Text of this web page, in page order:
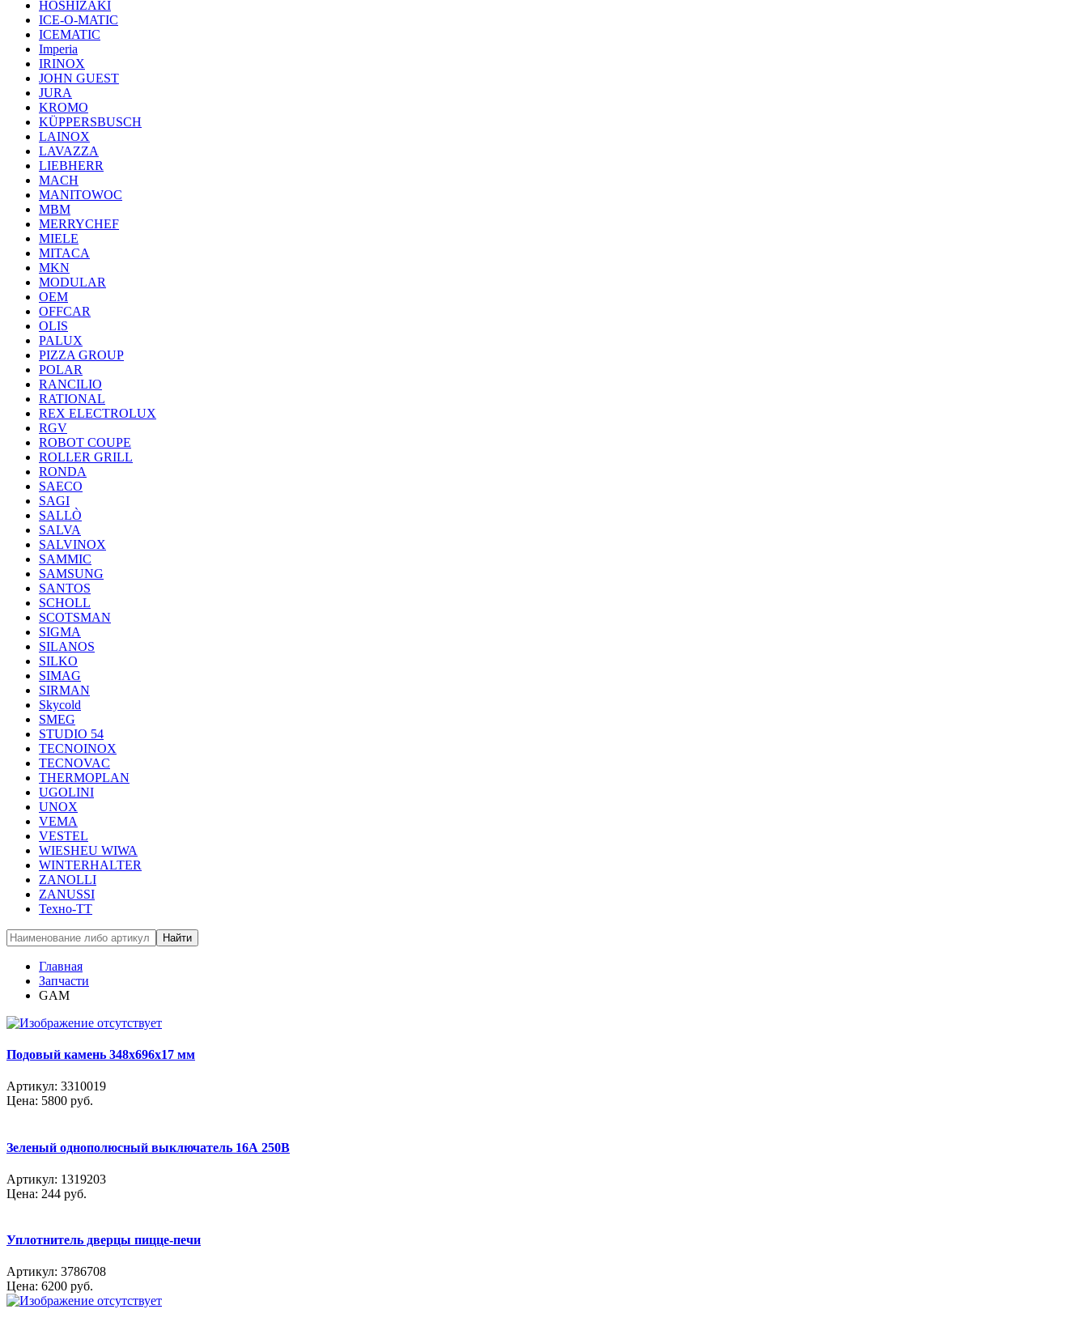
HOSHIZAKI
ICE-O-MATIC
ICEMATIC
Imperia
IRINOX
JOHN GUEST
JURA
KROMO
KÜPPERSBUSCH
LAINOX
LAVAZZA
LIEBHERR
MACH
MANITOWOC
MBM
MERRYCHEF
MIELE
MITACA
MKN
MODULAR
OEM
OFFCAR
OLIS
PALUX
PIZZA GROUP
POLAR
RANCILIO
RATIONAL
REX ELECTROLUX
RGV
ROBOT COUPE
ROLLER GRILL
RONDA
SAECO
SAGI
SALLÒ
SALVA
SALVINOX
SAMMIC
SAMSUNG
SANTOS
SCHOLL
SCOTSMAN
SIGMA
SILANOS
SILKO
SIMAG
SIRMAN
Skycold
SMEG
STUDIO 54
TECNOINOX
TECNOVAC
THERMOPLAN
UGOLINI
UNOX
VEMA
VESTEL
WIESHEU WIWA
WINTERHALTER
ZANOLLI
ZANUSSI
Техно-ТТ
Найти
Главная
Запчасти
GAM
Подовый камень 348x696x17 мм
Артикул: 3310019
Цена: 5800 руб.
Зеленый однополюсный выключатель 16А 250В
Артикул: 1319203
Цена: 244 руб.
Уплотнитель дверцы пицце-печи
Артикул: 3786708
Цена: 6200 руб.